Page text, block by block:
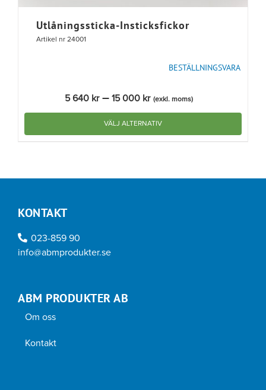
Utlåningssticka-Insticksfickor
Artikel nr 24001
BESTÄLLNINGSVARA
5 640 kr – 15 000 krPrisintervall:
640 kr
(exkl. moms)
VÄLJ ALTERNATIV
varianter.
olika
alternativen
på
produktsidan
KONTAKT
023-859 90
info@abmprodukter.se
ABM PRODUKTER AB
Om oss
Kontakt